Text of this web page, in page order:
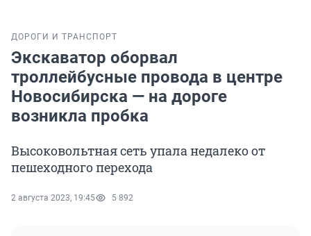
ДОРОГИ И ТРАНСПОРТ
Экскаватор оборвал
троллейбусные провода в центре
Новосибирска — на дороге
возникла пробка
Высоковольтная сеть упала недалеко от
пешеходного перехода
2 августа 2023, 19:45 5 892